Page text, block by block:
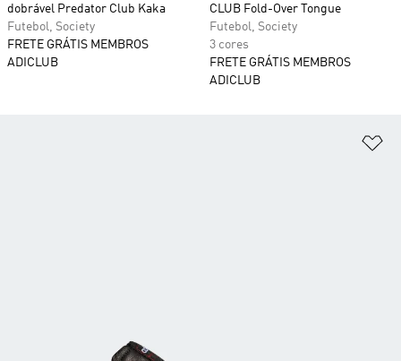
dobrável Predator Club Kaka
Futebol, Society
FRETE GRÁTIS MEMBROS
ADICLUB
CLUB Fold-Over Tongue
Futebol, Society
3 cores
FRETE GRÁTIS MEMBROS
ADICLUB